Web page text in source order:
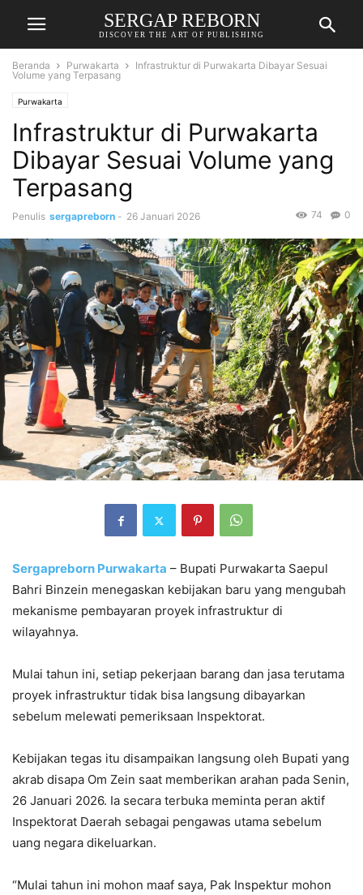
SERGAP REBORN
DISCOVER THE ART OF PUBLISHING
Beranda Purwakarta
Infrastruktur di Purwakarta Dibayar Sesuai
Volume yang Terpasang
Purwakarta
Infrastruktur di Purwakarta
Dibayar Sesuai Volume yang
Terpasang
Penulis sergapreborn - 26 Januari 2026 0
74
Sergapreborn Purwakarta – Bupati Purwakarta Saepul
Bahri Binzein menegaskan kebijakan baru yang mengubah
mekanisme pembayaran proyek infrastruktur di
wilayahnya.
Mulai tahun ini, setiap pekerjaan barang dan jasa terutama
proyek infrastruktur tidak bisa langsung dibayarkan
sebelum melewati pemeriksaan Inspektorat.
Kebijakan tegas itu disampaikan langsung oleh Bupati yang
akrab disapa Om Zein saat memberikan arahan pada Senin,
26 Januari 2026. Ia secara terbuka meminta peran aktif
Inspektorat Daerah sebagai pengawas utama sebelum
uang negara dikeluarkan.
“Mulai tahun ini mohon maaf saya, Pak Inspektur mohon